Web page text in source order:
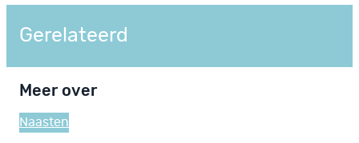
Gerelateerd
Meer over
Naasten